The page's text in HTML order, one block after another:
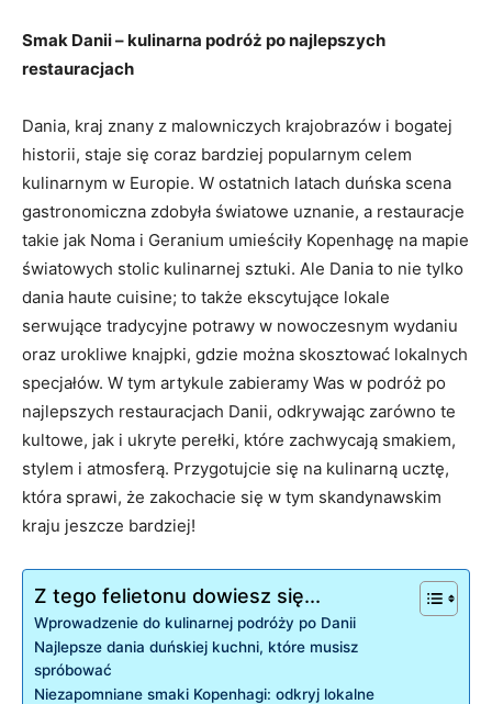
Smak Danii⁢ –⁤ kulinarna podróż po najlepszych
restauracjach
Dania, kraj znany z malowniczych krajobrazów i bogatej
historii, staje się coraz bardziej popularnym celem
kulinarnym w Europie. W ostatnich latach duńska scena
gastronomiczna​ zdobyła światowe uznanie, a restauracje
takie jak Noma i Geranium umieściły Kopenhagę na mapie
światowych stolic kulinarnej sztuki. Ale Dania to nie tylko
dania haute cuisine; to także ekscytujące lokale
serwujące tradycyjne⁤ potrawy w nowoczesnym wydaniu
oraz urokliwe knajpki, gdzie można skosztować ⁣lokalnych
specjałów. W tym artykule zabieramy ‌Was w podróż po
najlepszych restauracjach Danii, odkrywając zarówno te
kultowe, jak i ukryte‌ perełki, które zachwycają smakiem,
stylem i atmosferą. Przygotujcie się na kulinarną ucztę,
która sprawi, że zakochacie się w tym skandynawskim
kraju jeszcze bardziej!
Z tego felietonu dowiesz się...
Wprowadzenie do kulinarnej podróży ⁤po Danii
Najlepsze dania duńskiej kuchni, które musisz
spróbować
Niezapomniane smaki Kopenhagi: odkryj lokalne